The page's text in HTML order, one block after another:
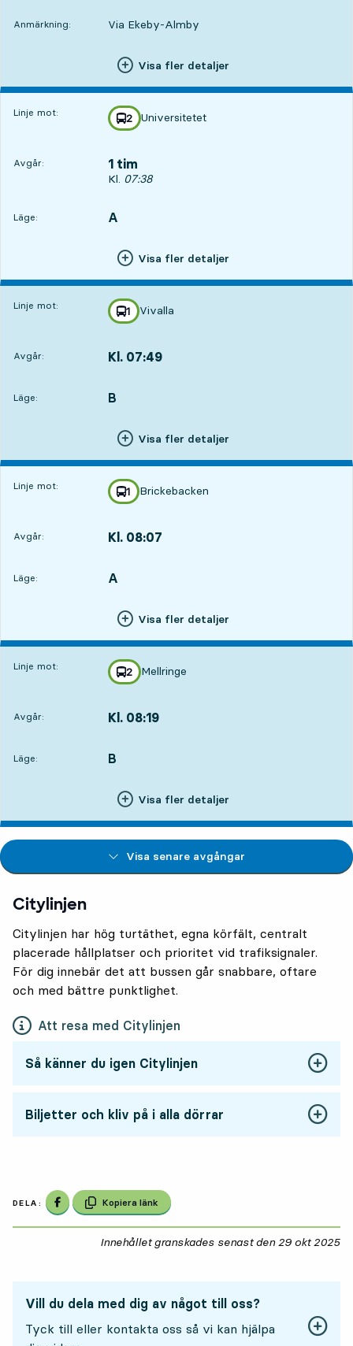
Anmärkning: Via Ekeby-Almby
Visa fler detaljer
Linje mot: linje
2
mot
Universitetet
,
Avgår: 1 tim
Avgår, Kl. 07:38, om 1 tim
Kl. 07:38
Läge:
LÄGE, A
,
Visa fler detaljer
Linje mot: linje
1
mot
Vivalla
,
Avgår: Kl. 07:49
Läge:
LÄGE, B
,
Visa fler detaljer
Linje mot: linje
1
mot
Brickebacken
,
Avgår: Kl. 08:07
Läge:
LÄGE, A
,
Visa fler detaljer
Linje mot: linje
2
mot
Mellringe
,
Avgår: Kl. 08:19
Läge:
LÄGE, B
,
Visa fler detaljer
Visa senare avgångar
Citylinjen
Citylinjen har hög turtäthet, egna körfält, centralt
placerade hållplatser och prioritet vid trafiksignaler.
För dig innebär det att bussen går snabbare, oftare
och med bättre punktlighet.
Att resa med Citylinjen
Så känner du igen Citylinjen
Biljetter och kliv på i alla dörrar
DELA: Dela på Facebook
Kopiera länk
Innehållet granskades senast den 29 okt 2025
Vill du dela med dig av något till oss?
Tyck till eller kontakta oss så vi kan hjälpa